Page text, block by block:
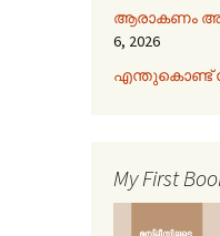
ആരാകണം
6, 2026
എന്തുകൊണ്ട്
My First